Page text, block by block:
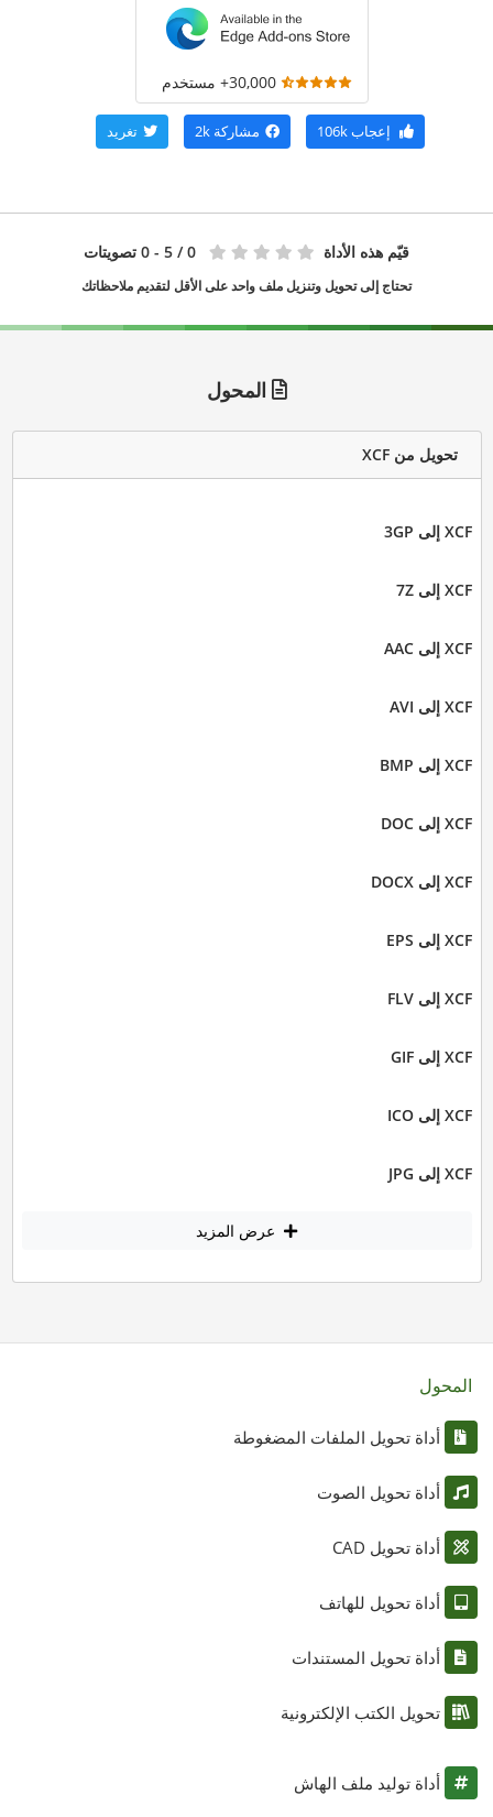
30,000+ مستخدم
إعجاب106k مشاركة 2k تغريد
قيّم هذه الأداة 0 / 5 - 0 تصويتات
تحتاج إلى تحويل وتنزيل ملف واحد على الأقل لتقديم ملاحظاتك
المحول
تحويل من XCF
XCF إلى 3GP
XCF إلى 7Z
XCF إلى AAC
XCF إلى AVI
XCF إلى BMP
XCF إلى DOC
XCF إلى DOCX
XCF إلى EPS
XCF إلى FLV
XCF إلى GIF
XCF إلى ICO
XCF إلى JPG
عرض المزيد
المحول
أداة تحويل الملفات المضغوطة
أداة تحويل الصوت
أداة تحويل CAD
أداة تحويل للهاتف
أداة تحويل المستندات
تحويل الكتب الإلكترونية
أداة توليد ملف الهاش